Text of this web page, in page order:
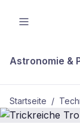
Astronomie &
Startseite /